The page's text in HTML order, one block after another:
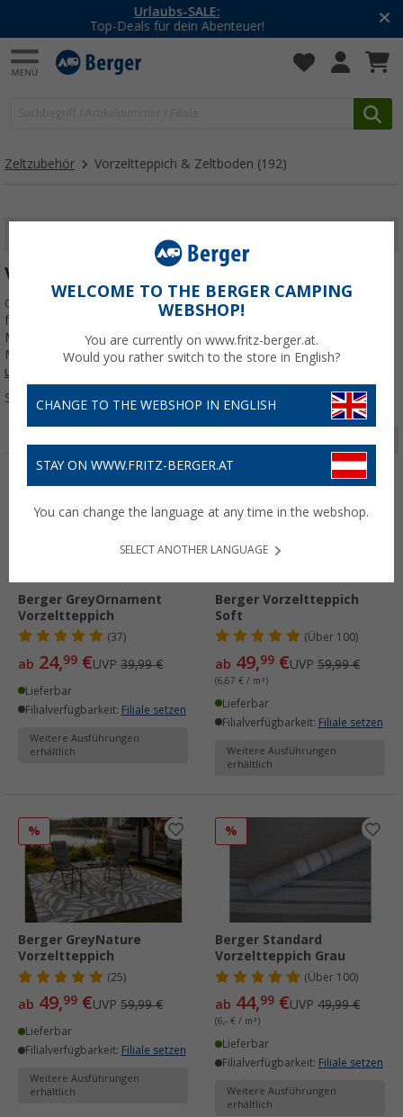
-20% auf Kleidung und Schuhe
Mit dem Aktionscode20SSV
Zeltzubehör Vorzeltteppich & Zeltboden (192)
VORZELTTEPPICH & ZELTBODEN
Ob als Vorzeltteppich, Zeltboden oder Markisenteppich – hier
findest du strapazierfähige Bodenbeläge fürs Camping. Unsere
Modelle sorgen für saubere, trockene Füße im Vorzelt, unter der
Markise oder im Zelt. Wähl zwischen passgenauenJetzt mehr über
unsere Kategorie
Sortieren:
%
Berger GreyOrnament
Vorzeltteppich
(37)
ab 24,99 €UVP 39,99 €
Lieferbar
Filialverfügbarkeit: Filiale setzen
Weitere Ausführungen
erhältlich
%
Berger Vorzeltteppich
Soft
(Über100)
ab 49,99 €UVP 59,99 €
(6,67 € / m²)
Lieferbar
Filialverfügbarkeit: Filiale setzen
Weitere Ausführungen
erhältlich
%
Berger GreyNature
Vorzeltteppich
(25)
ab 49,99 €UVP 59,99 €
Lieferbar
Filialverfügbarkeit: Filiale setzen
Weitere Ausführungen
erhältlich
%
Berger Standard
Vorzeltteppich Grau
(Über100)
ab 44,99 €UVP 49,99 €
(6,- € / m²)
Lieferbar
Filialverfügbarkeit: Filiale setzen
Weitere Ausführungen
erhältlich
WELCOME TO THE BERGER CAMPING
WEBSHOP!
You are currently on www.fritz-berger.at.
Would you rather switch to the store in English?
CHANGE TO THE WEBSHOP IN ENGLISH
STAY ON WWW.FRITZ-BERGER.AT
You can change the language at any time in the webshop.
SELECT ANOTHER LANGUAGE